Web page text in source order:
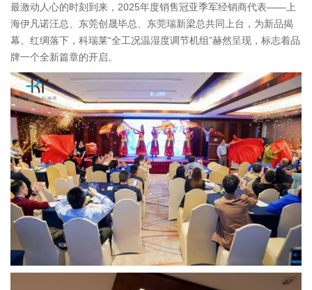
最激动人心的时刻到来，2025年度销售冠亚季军经销商代表——上
海伊凡诺汪总、东莞创晟毕总、东莞瑞新梁总共同上台，为新品揭
幕。红绸落下，科瑞莱“全工况温湿度调节机组”赫然呈现，标志着品
牌一个全新篇章的开启。